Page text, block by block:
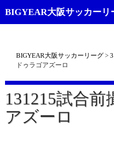
BIGYEAR大阪サッカーリ
索
BIGYEAR大阪サッカーリーグ >
ドゥラゴアズーロ
131215試合
アズーロ